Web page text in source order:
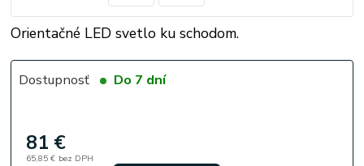
Orientačné LED svetlo ku schodom.
Dostupnosť Do 7 dní
81 €
65,85 € bez DPH